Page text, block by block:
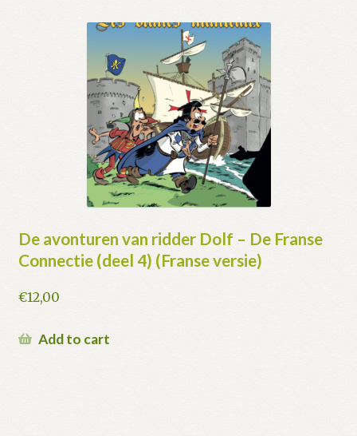
De avonturen van ridder Dolf – De Franse
Connectie (deel 4) (Franse versie)
€12,00
Add to cart